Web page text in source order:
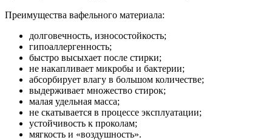
Преимущества вафельного материала:
долговечность, износостойкость;
гипоаллергенность;
быстро высыхает после стирки;
не накапливает микробы и бактерии;
абсорбирует влагу в большом количестве;
выдерживает множество стирок;
малая удельная масса;
не скатывается в процессе эксплуатации;
устойчивость к проколам;
мягкость и «воздушность».